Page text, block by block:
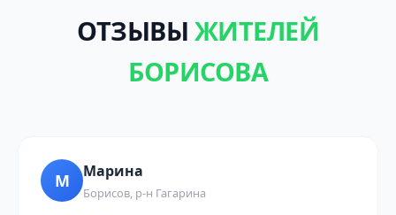
ОТЗЫВЫ ЖИТЕЛЕЙ
БОРИСОВА
М Марина
Борисов, р-н Гагарина